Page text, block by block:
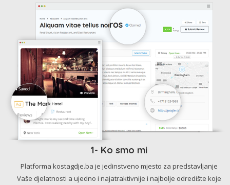
1- Ko smo mi
Platforma kostagdje.ba je jedinstveno mjesto za predstavljanje
Vaše djelatnosti a ujedno i najatraktivnije i najbolje odredište koje